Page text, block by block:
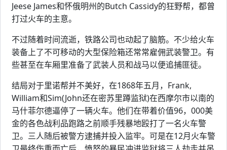
Jeese James和怀俄明州的Butch Cassidy的狂野帮，都曾
打过火车的主意。
不过随着时间流逝，铁路公司也动起了脑筋。不少给火车
装备上了不可移动的大型保险箱还常常雇佣武装警卫。有
些甚至在车厢里准备了武装人员和战马以便追捕匪徒。
结局对于里诺帮并不美好，在1868年五月，Frank,
William和Sim(John还在密苏里蹲监狱)在西摩尔市以南的
马什菲尔德逼停了一辆火车。他们在带着价值96，000美
金的各色战利品跑路之前顺手残暴地殴打了一名火车警
卫。三人随后被警方逮捕并投入监牢。可是在12月火车警